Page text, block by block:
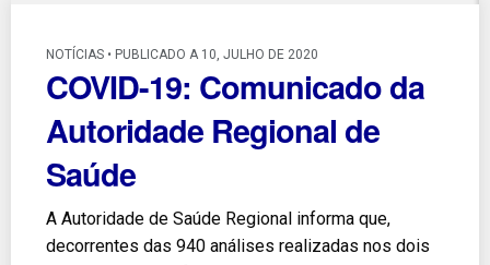
NOTÍCIAS • PUBLICADO A 10, JULHO DE 2020
COVID-19: Comunicado da
Autoridade Regional de
Saúde
A Autoridade de Saúde Regional informa que,
decorrentes das 940 análises realizadas nos dois